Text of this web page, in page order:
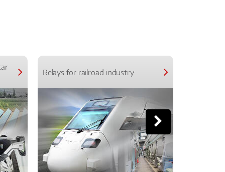
Relays for railroad industry